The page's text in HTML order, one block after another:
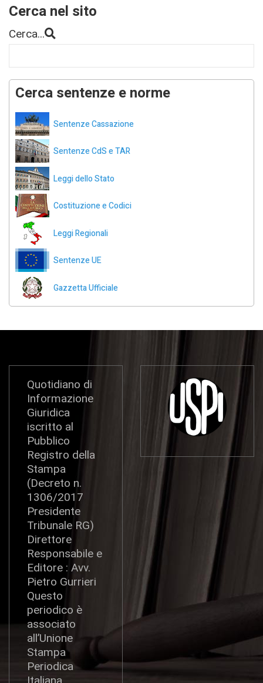
Cerca nel sito
Cerca...
Cerca sentenze e norme
Sentenze Cassazione
Sentenze CdS e TAR
Leggi dello Stato
Costituzione e Codici
Leggi Regionali
Sentenze UE
Gazzetta Ufficiale
Quotidiano di
Informazione
Giuridica
iscritto al
Pubblico
Registro della
Stampa
(Decreto n.
1306/2017
Presidente
Tribunale RG)
Direttore
Responsabile e
Editore : Avv.
Pietro Gurrieri
Questo
periodico è
associato
all’Unione
Stampa
Periodica